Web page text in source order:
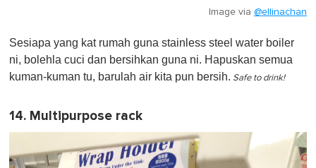
Image via @ellinachan
Sesiapa yang kat rumah guna stainless steel water boiler
ni, bolehla cuci dan bersihkan guna ni. Hapuskan semua
kuman-kuman tu, barulah air kita pun bersih. Safe to drink!
14. Multipurpose rack